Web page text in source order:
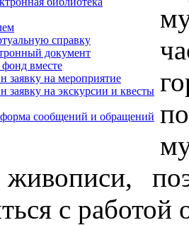
справку
документ
вместе
заявку на мероприятие
заявку на экскурсии и квесты
сообщений и обращений
живописи,
с работой